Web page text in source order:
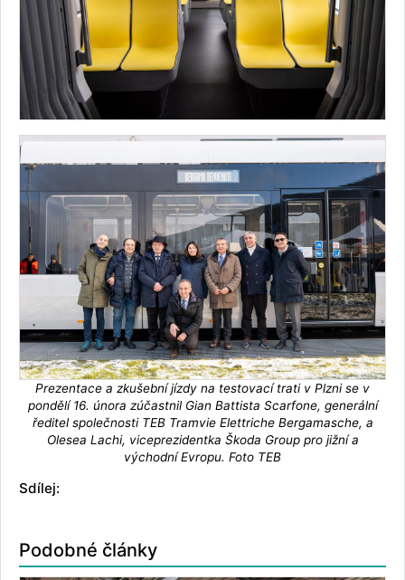
Prezentace a zkušební jízdy na testovací trati v Plzni se v
pondělí 16. února zúčastnil Gian Battista Scarfone, generální
ředitel společnosti TEB Tramvie Elettriche Bergamasche, a
Olesea Lachi, viceprezidentka Škoda Group pro jižní a
východní Evropu. Foto TEB
Sdílej:
Podobné články